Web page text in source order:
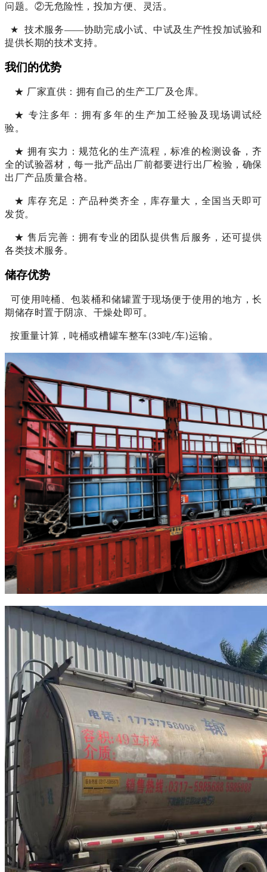
问题。②无危险性，投加方便、灵活。
★
技术服务——协助完成小试、中试及生产性投加试验和
提供长期的技术支持。
我们的优势
★ 厂家直供：拥有自己的生产工厂及仓库。
★ 专注多年：拥有多年的生产加工经验及现场调试经
验。
★ 拥有实力：规范化的生产流程，标准的检测设备，齐
全的试验器材，每一批产品出厂前都要进行出厂检验，确保
出厂产品质量合格。
★ 库存充足：产品种类齐全，库存量大，全国当天即可
发货。
★ 售后完善：拥有专业的团队提供售后服务，还可提供
各类技术服务。
储存优势
可使用吨桶、包装桶和储罐置于现场便于使用的地方，长
期储存时置于阴凉、干燥处即可。
按重量计算，吨桶或槽罐车整车(33吨/车)运输。